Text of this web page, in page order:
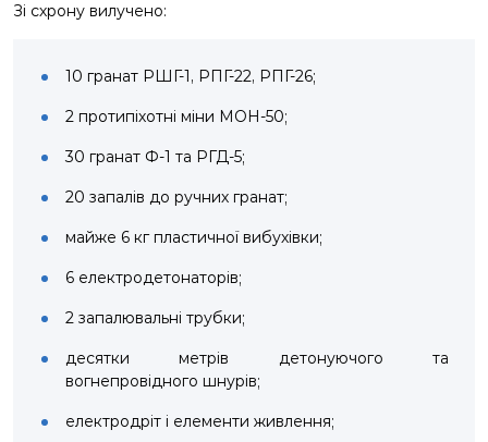
Зі схрону вилучено:
10 гранат РШГ-1, РПГ-22, РПГ-26;
2 протипіхотні міни МОН-50;
30 гранат Ф-1 та РГД-5;
20 запалів до ручних гранат;
майже 6 кг пластичної вибухівки;
6 електродетонаторів;
2 запалювальні трубки;
десятки метрів детонуючого та
вогнепровідного шнурів;
електродріт і елементи живлення;